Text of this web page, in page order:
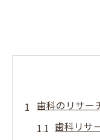
歯科のリサー
歯科リサ